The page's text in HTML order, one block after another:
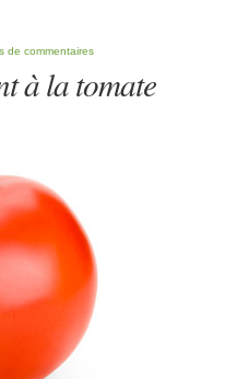
de commentaires
à la tomate